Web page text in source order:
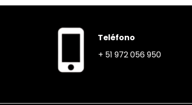
Teléfono
+ 51 972 056 950